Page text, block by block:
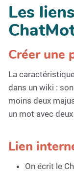
Les
Créer une
La
dans un wiki :
moins deux
un mot avec
Lien
On écrit le